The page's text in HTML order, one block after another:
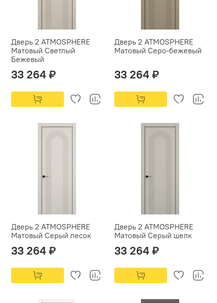
Дверь 2 ATMOSPHERE
Матовый Светлый
Бежевый
33 264 ₽
Дверь 2 ATMOSPHERE
Матовый Серо-бежевый
33 264 ₽
Дверь 2 ATMOSPHERE
Матовый Серый песок
33 264 ₽
Дверь 2 ATMOSPHERE
Матовый Серый шелк
33 264 ₽